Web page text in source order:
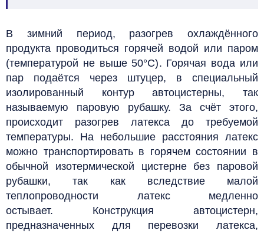
В зимний период, разогрев охлаждённого
продукта проводиться горячей водой или паром
(температурой не выше 50°С). Горячая вода или
пар подаётся через штуцер, в специальный
изолированный контур автоцистерны, так
называемую паровую рубашку. За счёт этого,
происходит разогрев латекса до требуемой
температуры. На небольшие расстояния латекс
можно транспортировать в горячем состоянии в
обычной изотермической цистерне без паровой
рубашки, так как вследствие малой
теплопроводности латекс медленно
остывает. Конструкция автоцистерн,
предназначенных для перевозки латекса,